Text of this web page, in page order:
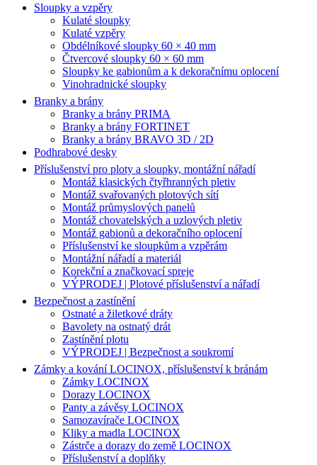
Sloupky a vzpěry
Kulaté sloupky
Kulaté vzpěry
Obdélníkové sloupky 60 × 40 mm
Čtvercové sloupky 60 × 60 mm
Sloupky ke gabionům a k dekoračnímu oplocení
Vinohradnické sloupky
Branky a brány
Branky a brány PRIMA
Branky a brány FORTINET
Branky a brány BRAVO 3D / 2D
Podhrabové desky
Příslušenství pro ploty a sloupky, montážní nářadí
Montáž klasických čtyřhranných pletiv
Montáž svařovaných plotových sítí
Montáž průmyslových panelů
Montáž chovatelských a uzlových pletiv
Montáž gabionů a dekoračního oplocení
Příslušenství ke sloupkům a vzpěrám
Montážní nářadí a materiál
Korekční a značkovací spreje
VÝPRODEJ | Plotové příslušenství a nářadí
Bezpečnost a zastínění
Ostnaté a žiletkové dráty
Bavolety na ostnatý drát
Zastínění plotu
VÝPRODEJ | Bezpečnost a soukromí
Zámky a kování LOCINOX, příslušenství k bránám
Zámky LOCINOX
Dorazy LOCINOX
Panty a závěsy LOCINOX
Samozavírače LOCINOX
Kliky a madla LOCINOX
Zástrče a dorazy do země LOCINOX
Příslušenství a doplňky